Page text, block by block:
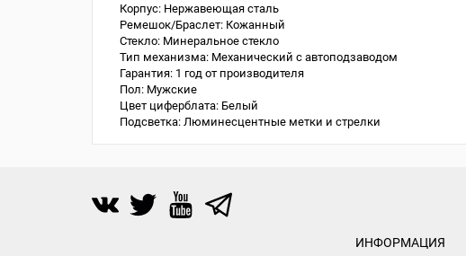
Корпус: Нержавеющая сталь
Ремешок/Браслет: Кожанный
Стекло: Минеральное стекло
Тип механизма: Механический с автоподзаводом
Гарантия: 1 год от производителя
Пол: Мужские
Цвет циферблата: Белый
Подсветка: Люминесцентные метки и стрелки
ИНФОРМАЦИЯ